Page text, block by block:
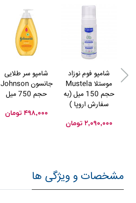
شامپو فوم نوزاد
موستلا Mustela
حجم 150 میل (به
سفارش اروپا )
۲,۰۹۰,۰۰۰ تومان
شامپو سر طلایی
جانسون Johnson
حجم 750 میل
۴۹۸,۰۰۰ تومان
مشخصات و ویژگی ها